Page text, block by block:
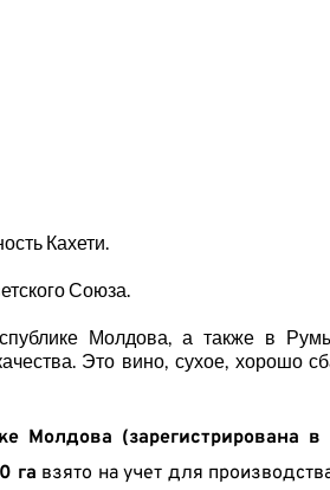
Кахети.
Союза.
Молдова, а также в
Это вино, сухое, хорошо
Молдова (зарегистрирована в
га взято на учет для